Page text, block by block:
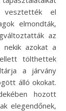
el
elmondták,
az
azokat a
tölthettek
a járvány
álló okokat.
hozott
elegendőnek,